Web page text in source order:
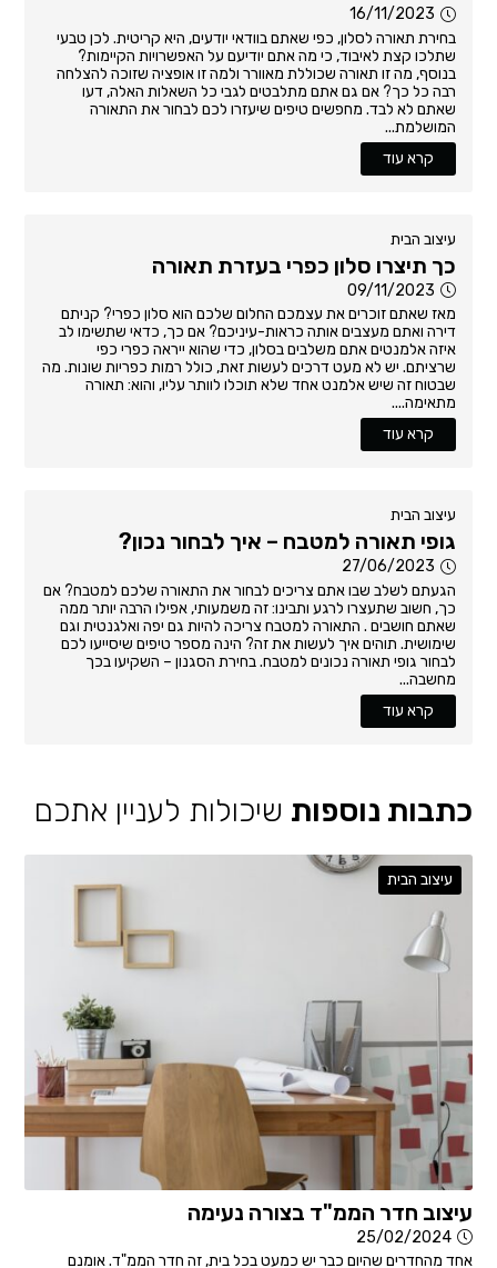
16/11/2023
בחירת תאורה לסלון, כפי שאתם בוודאי יודעים, היא קריטית. לכן טבעי
שתלכו קצת לאיבוד, כי מה אתם יודיעם על האפשרויות הקיימות?
בנוסף, מה זו תאורה שכוללת מאוורר ולמה זו אופציה שזוכה להצלחה
רבה כל כך? אם גם אתם מתלבטים לגבי כל השאלות האלה, דעו
שאתם לא לבד. מחפשים טיפים שיעזרו לכם לבחור את התאורה
המושלמת...
קרא עוד
עיצוב הבית
כך תיצרו סלון כפרי בעזרת תאורה
09/11/2023
מאז שאתם זוכרים את עצמכם החלום שלכם הוא סלון כפרי? קניתם
דירה ואתם מעצבים אותה כראות-עיניכם? אם כך, כדאי שתשימו לב
איזה אלמנטים אתם משלבים בסלון, כדי שהוא ייראה כפרי כפי
שרציתם. יש לא מעט דרכים לעשות זאת, כולל רמות כפריות שונות. מה
שבטוח זה שיש אלמנט אחד שלא תוכלו לוותר עליו, והוא: תאורה
מתאימה....
קרא עוד
עיצוב הבית
גופי תאורה למטבח – איך לבחור נכון?
27/06/2023
הגעתם לשלב שבו אתם צריכים לבחור את התאורה שלכם למטבח? אם
כך, חשוב שתעצרו לרגע ותבינו: זה משמעותי, אפילו הרבה יותר ממה
שאתם חושבים . התאורה למטבח צריכה להיות גם יפה ואלגנטית וגם
שימושית. תוהים איך לעשות את זה? הינה מספר טיפים שיסייעו לכם
לבחור גופי תאורה נכונים למטבח. בחירת הסגנון – השקיעו בכך
מחשבה...
קרא עוד
כתבות נוספות שיכולות לעניין אתכם
עיצוב הבית
עיצוב חדר הממ"ד בצורה נעימה
25/02/2024
אחד מהחדרים שהיום כבר יש כמעט בכל בית, זה חדר הממ"ד. אומנם